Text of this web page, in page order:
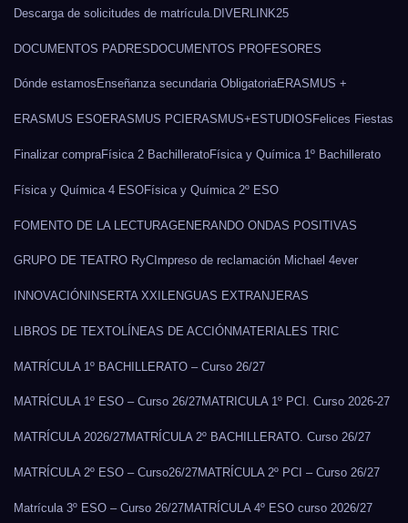
Descarga de solicitudes de matrícula. DIVERLINK25
DOCUMENTOS PADRESDOCUMENTOS PROFESORES
Dónde estamos Enseñanza secundaria ObligatoriaERASMUS +
ERASMUS ESOERASMUS PCI ERASMUS+ ESTUDIOS Felices Fiestas
Finalizar compraFísica 2 BachilleratoFísica y Química 1º Bachillerato
Física y Química 4 ESOFísica y Química 2º ESO
FOMENTO DE LA LECTURAGENERANDO ONDAS POSITIVAS
GRUPO DE TEATRO RyC Impreso de reclamación Michael 4ever
INNOVACIÓN INSERTA XXI LENGUAS EXTRANJERAS
LIBROS DE TEXTO LÍNEAS DE ACCIÓN MATERIALES TRIC
MATRÍCULA 1º BACHILLERATO – Curso 26/27
MATRÍCULA 1º ESO – Curso 26/27MATRICULA 1º PCI. Curso 2026-27
MATRÍCULA 2026/27MATRÍCULA 2º BACHILLERATO. Curso 26/27
MATRÍCULA 2º ESO – Curso26/27MATRÍCULA 2º PCI – Curso 26/27
Matrícula 3º ESO – Curso 26/27MATRÍCULA 4º ESO curso 2026/27